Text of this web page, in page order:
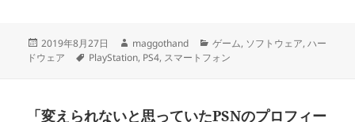
投
稿
2019年8月27日
作
成
maggothand
カ
テ
ゲーム, ソフトウェア,ハー
ドウェア
タ
PlayStation, PS4, スマートフォン
「変えられないと思っていたPSNのプロフィー